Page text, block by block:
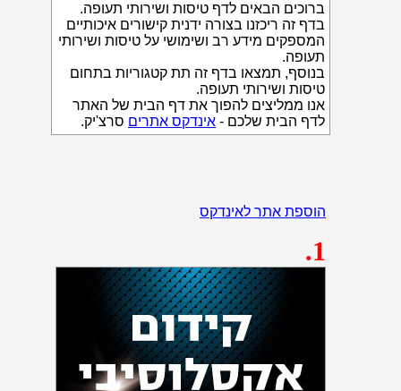
ברוכים הבאים לדף טיסות ושירותי תעופה.
בדף זה ריכזנו בצורה ידנית קישורים איכותיים
המספקים מידע רב ושימושי על טיסות ושירותי
תעופה.
בנוסף, תמצאו בדף זה תת קטגוריות בתחום
טיסות ושירותי תעופה.
אנו ממליצים להפוך את דף הבית של האתר
לדף הבית שלכם - אינדקס אתרים סרצ'יק.
הוספת אתר לאינדקס
.1